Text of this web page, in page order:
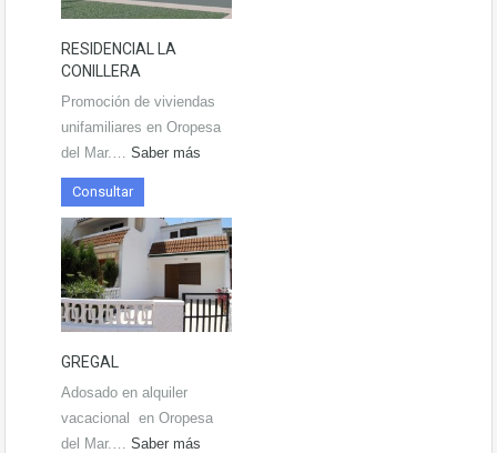
RESIDENCIAL LA
CONILLERA
Promoción de viviendas
unifamiliares en Oropesa
del Mar.… Saber más
Consultar
GREGAL
Adosado en alquiler
vacacional en Oropesa
del Mar.… Saber más